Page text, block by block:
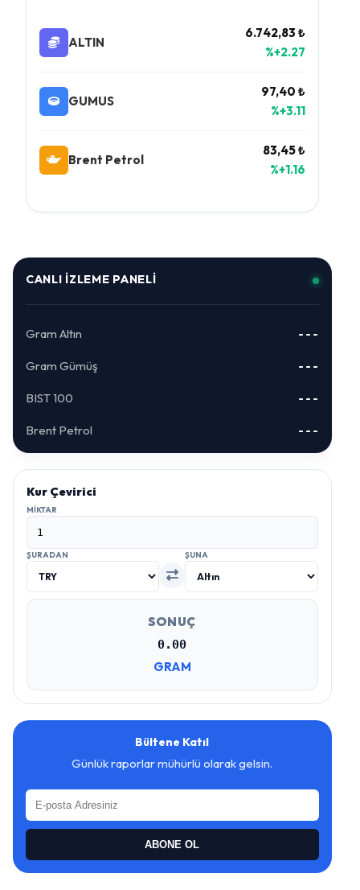
ALTIN
6.742,83 ₺
%+2.27
GUMUS
97,40 ₺
%+3.11
Brent Petrol
83,45 ₺
%+1.16
CANLI İZLEME PANELI
Gram Altın ---
Gram Gümüş ---
BIST 100 ---
Brent Petrol ---
Kur Çevirici
MIKTAR
ŞURADAN ŞUNA
SONUÇ
0.00
GRAM
Bültene Katıl
Günlük raporlar mühürlü olarak gelsin.
ABONE OL